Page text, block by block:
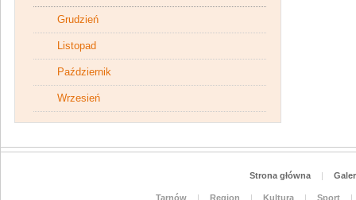
Grudzień
Listopad
Październik
Wrzesień
Strona główna |
Tarnów | Region | Kultura | Sport
|